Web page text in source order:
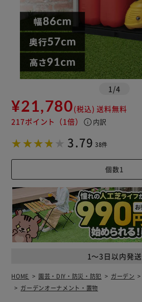
1 /4
¥21,780(税込) 送料無料
217ポイント （1倍） info 内訳
3.79 38件
1～3日以内発送
HOME 園芸・DIY・防災・防犯 ガーデン
ガーデンオーナメント・置物